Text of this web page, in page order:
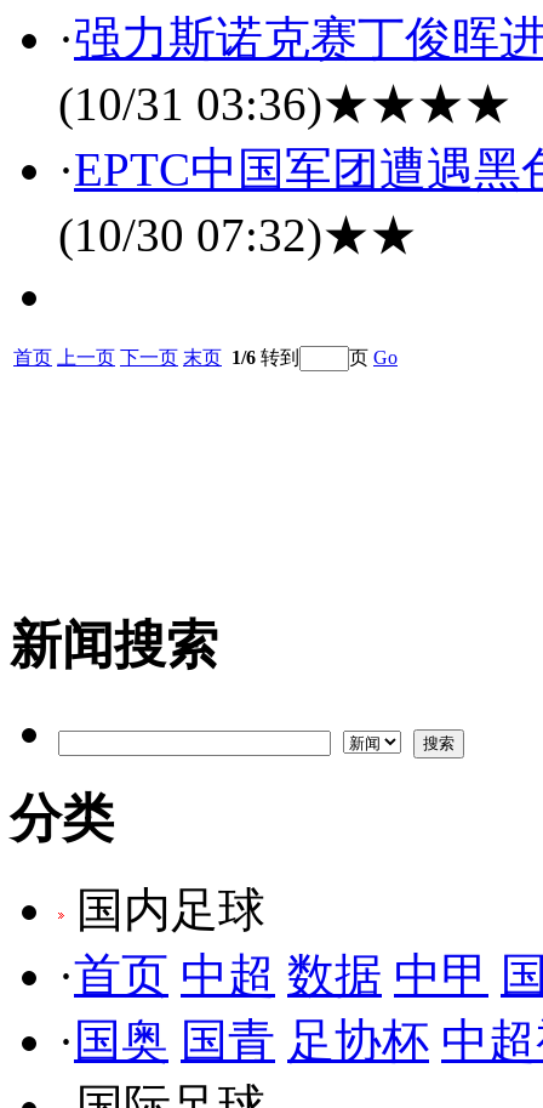
·强力斯诺克赛丁俊晖
(10/31 03:36)★★★★
·EPTC中国军团遭遇
(10/30 07:32)★★
首页 上一页 下一页 末页 1/6 转到 页 Go
新闻搜索
分类
国内足球
·首页 中超 数据 中甲
· 国奥 国青 足协杯 中